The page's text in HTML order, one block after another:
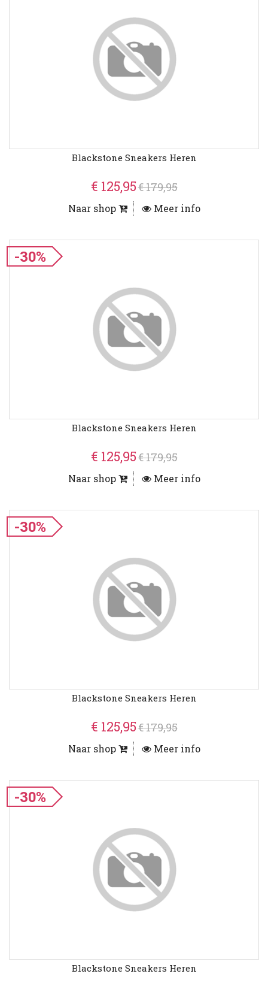
Blackstone Sneakers Heren
€ 125,95€ 179,95
Naar shop Meer info
-30%
Blackstone Sneakers Heren
€ 125,95€ 179,95
Naar shop Meer info
-30%
Blackstone Sneakers Heren
€ 125,95€ 179,95
Naar shop Meer info
-30%
Blackstone Sneakers Heren